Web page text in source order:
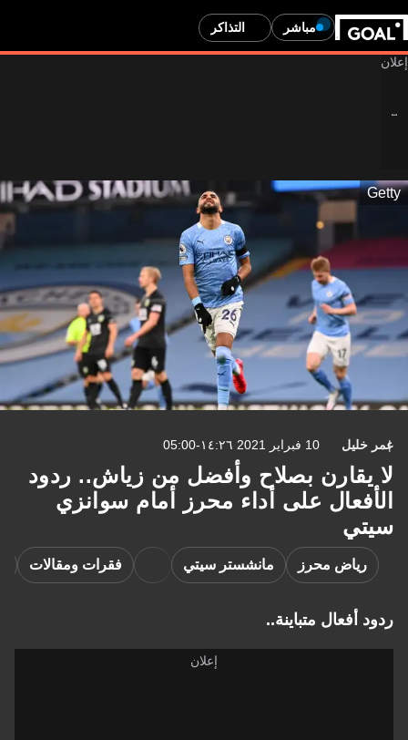
مباشر التذاكر
Getty
عمر خليل 10 فبراير 2021 ١٤:٢٦-05:00
لا يقارن بصلاح وأفضل من زياش.. ردود
الأفعال على أداء محرز أمام سوانزي
سيتي
رياض محرز مانشستر سيتي فقرات ومقالات
ردود أفعال متباينة..